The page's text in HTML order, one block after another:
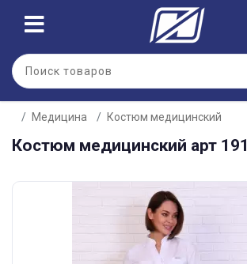
Медицина Костюм медицинский
Костюм медицинский арт 191